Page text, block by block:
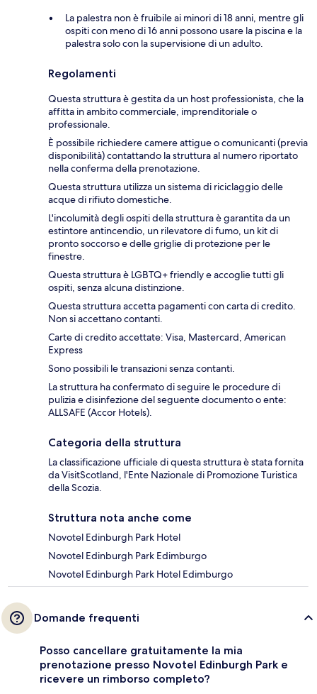
La palestra non è fruibile ai minori di 18 anni, mentre gli
ospiti con meno di 16 anni possono usare la piscina e la
palestra solo con la supervisione di un adulto.
Regolamenti
Questa struttura è gestita da un host professionista, che la
affitta in ambito commerciale, imprenditoriale o
professionale.
È possibile richiedere camere attigue o comunicanti (previa
disponibilità) contattando la struttura al numero riportato
nella conferma della prenotazione.
Questa struttura utilizza un sistema di riciclaggio delle
acque di rifiuto domestiche.
L'incolumità degli ospiti della struttura è garantita da un
estintore antincendio, un rilevatore di fumo, un kit di
pronto soccorso e delle griglie di protezione per le
finestre.
Questa struttura è LGBTQ+ friendly e accoglie tutti gli
ospiti, senza alcuna distinzione.
Questa struttura accetta pagamenti con carta di credito.
Non si accettano contanti.
Carte di credito accettate: Visa, Mastercard, American
Express
Sono possibili le transazioni senza contanti.
La struttura ha confermato di seguire le procedure di
pulizia e disinfezione del seguente documento o ente:
ALLSAFE (Accor Hotels).
Categoria della struttura
La classificazione ufficiale di questa struttura è stata fornita
da VisitScotland, l'Ente Nazionale di Promozione Turistica
della Scozia.
Struttura nota anche come
Novotel Edinburgh Park Hotel
Novotel Edinburgh Park Edimburgo
Novotel Edinburgh Park Hotel Edimburgo
Domande frequenti
Posso cancellare gratuitamente la mia
prenotazione presso Novotel Edinburgh Park e
ricevere un rimborso completo?